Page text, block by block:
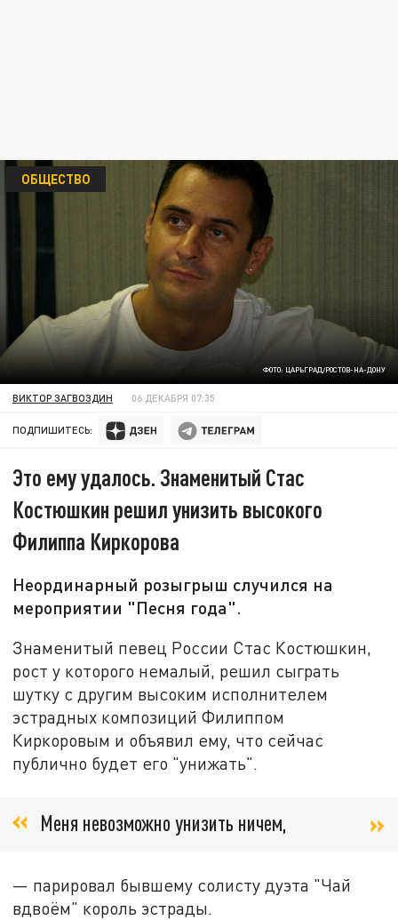
ФОТО: ЦАРЬГРАД/РОСТОВ-НА-ДОНУ
ОБЩЕСТВО
ВИКТОР ЗАГВОЗДИН 06 ДЕКАБРЯ 07:35
ПОДПИШИТЕСЬ:
Это ему удалось. Знаменитый Стас
Костюшкин решил унизить высокого
Филиппа Киркорова
Неординарный розыгрыш случился на
мероприятии "Песня года".
Знаменитый певец России Стас Костюшкин,
рост у которого немалый, решил сыграть
шутку с другим высоким исполнителем
эстрадных композиций Филиппом
Киркоровым и объявил ему, что сейчас
публично будет его "унижать".
Меня невозможно унизить ничем,
— парировал бывшему солисту дуэта "Чай
вдвоём" король эстрады.